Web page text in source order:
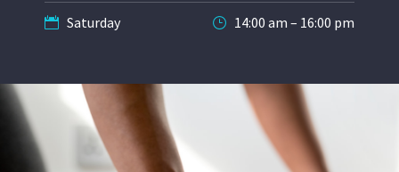
Saturday 14:00 am – 16:00 pm